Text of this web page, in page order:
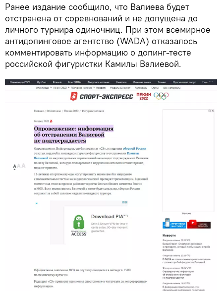
Ранее издание сообщило, что Валиева будет
отстранена от соревнований и не допущена до
личного турнира одиночниц. При этом всемирное
антидопинговое агентство (WADA) отказалось
комментировать информацию о допинг-тесте
российской фигуристки Камилы Валиевой.